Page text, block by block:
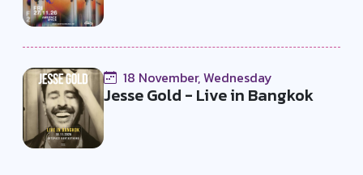
18 November, Wednesday
Jesse Gold - Live in Bangkok